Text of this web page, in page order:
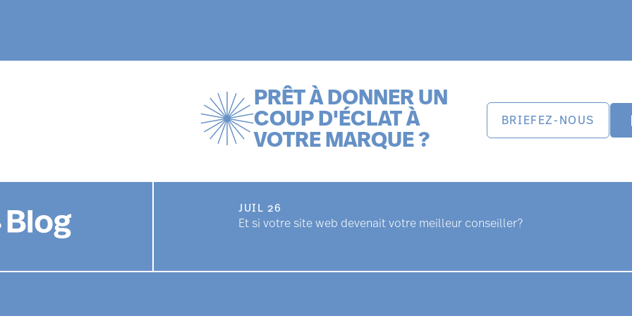
PRÊT À DONNER UN
COUP D'ÉCLAT À
VOTRE MARQUE ?
BRIEFEZ-NOUS
JUIL 26
Et si votre site web devenait votre meilleur conseiller?